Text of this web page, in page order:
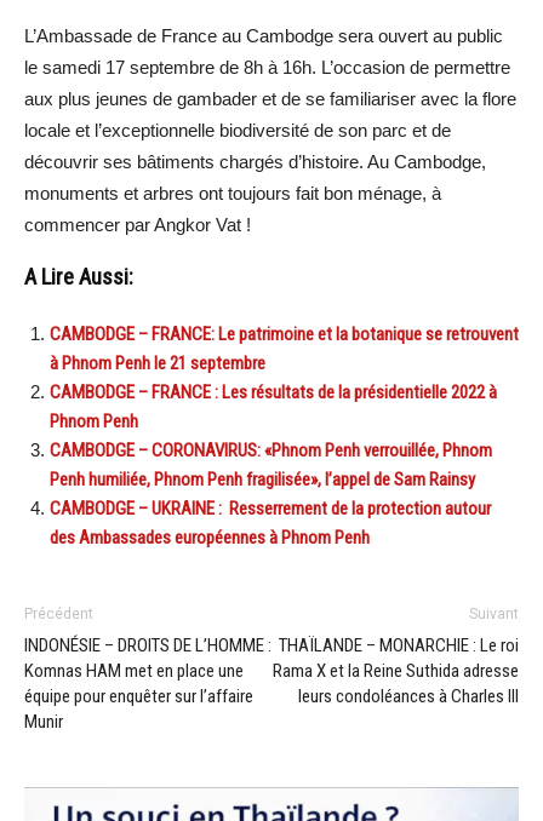
L’Ambassade de France au Cambodge sera ouvert au public
le samedi 17 septembre de 8h à 16h. L’occasion de permettre
aux plus jeunes de gambader et de se familiariser avec la flore
locale et l’exceptionnelle biodiversité de son parc et de
découvrir ses bâtiments chargés d’histoire. Au Cambodge,
monuments et arbres ont toujours fait bon ménage, à
commencer par Angkor Vat !
A Lire Aussi:
CAMBODGE – FRANCE: Le patrimoine et la botanique se retrouvent
à Phnom Penh le 21 septembre
CAMBODGE – FRANCE : Les résultats de la présidentielle 2022 à
Phnom Penh
CAMBODGE – CORONAVIRUS: «Phnom Penh verrouillée, Phnom
Penh humiliée, Phnom Penh fragilisée», l’appel de Sam Rainsy
CAMBODGE – UKRAINE : Resserrement de la protection autour
des Ambassades européennes à Phnom Penh
Précédent
INDONÉSIE – DROITS DE L’HOMME :
Komnas HAM met en place une
équipe pour enquêter sur l’affaire
Munir
Suivant
THAÏLANDE – MONARCHIE : Le roi
Rama X et la Reine Suthida adresse
leurs condoléances à Charles III